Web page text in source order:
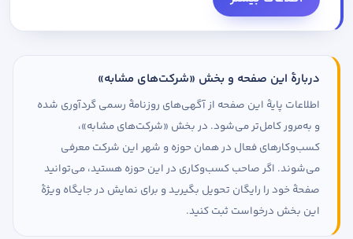
دربارهٔ این صفحه و بخش «شرکت‌های مشابه»
اطلاعات پایهٔ این صفحه از آگهی‌های روزنامهٔ رسمی گردآوری شده
و به‌مرور کامل‌تر می‌شود. در بخش «شرکت‌های مشابه»،
کسب‌وکارهای فعال در همان حوزه و شهر این شرکت معرفی
می‌شوند. اگر صاحب کسب‌وکاری در این حوزه هستید، می‌توانید
صفحهٔ خود را رایگان تحویل بگیرید و برای نمایش در جایگاه ویژهٔ
این بخش درخواست ثبت کنید.